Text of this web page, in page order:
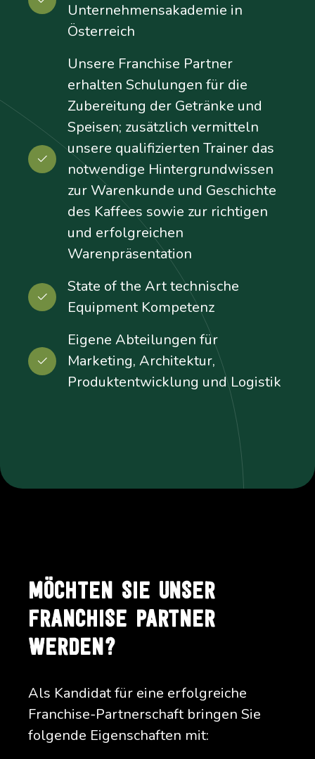
Unternehmensakademie in
Österreich
Unsere Franchise Partner
erhalten Schulungen für die
Zubereitung der Getränke und
Speisen; zusätzlich vermitteln
unsere qualifizierten Trainer das
notwendige Hintergrundwissen
zur Warenkunde und Geschichte
des Kaffees sowie zur richtigen
und erfolgreichen
Warenpräsentation
State of the Art technische
Equipment Kompetenz
Eigene Abteilungen für
Marketing, Architektur,
Produktentwicklung und Logistik
MÖCHTEN SIE UNSER
FRANCHISE PARTNER
WERDEN?
Als Kandidat für eine erfolgreiche
Franchise-Partnerschaft bringen Sie
folgende Eigenschaften mit: